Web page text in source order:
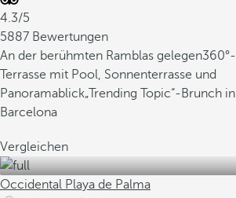
4.3/5
5887 Bewertungen
An der berühmten Ramblas gelegen360°-
Terrasse mit Pool, Sonnenterrasse und
Panoramablick„Trending Topic“-Brunch in
Barcelona
Vergleichen
Occidental Playa de Palma